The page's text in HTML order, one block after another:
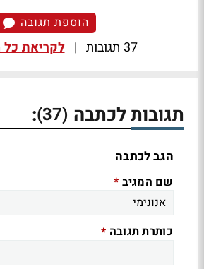
הוספת תגובה
37 תגובות | לקריאת כל
תגובות לכתבה (37)
:
הגב לכתבה
שם המגיב *
כותרת תגובה *